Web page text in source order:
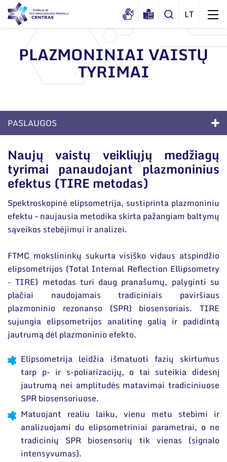
Apie mus
Dokumentai
Sertifikatai ir akreditavimo pažymėjimai
Korupcijos prevencija
Duomenų apsauga
Darbuotojams
Nuorodos
Narystė nacionalinėse ir tarptautinėse
organizacijose bei asociacijose
Administracija
Administraciniai skyriai
Moksliniai skyriai
Mokslo taryba
Tarptautinė patarėjų taryba
Mokslininkai emeritai
Renginiai
Tinklalaidės
Leidiniai
Bendri rekvizitai
Administracija
Darbuotojų kontaktai
PLAZMONINIAI VAISTŲ
TYRIMAI
PASLAUGOS
Sprendimai verslui
Akredituotos paslaugos
Technologijų perdavimas
ES parama
Susisiekite su mumis
Naujų vaistų veikliųjų medžiagų
tyrimai panaudojant plazmoninius
efektus (TIRE metodas)
Spektroskopinė elipsometrija, sustiprinta plazmoniniu
efektu – naujausia metodika skirta pažangiam baltymų
sąveikos stebėjimui ir analizei.
FTMC mokslininkų sukurta visiško vidaus atspindžio
elipsometrijos (Total Internal Reflection Ellipsometry
- TIRE) metodas turi daug pranašumų, palyginti su
plačiai naudojamais tradiciniais paviršiaus
plazmoninio rezonanso (SPR) biosensoriais. TIRE
sujungia elipsometrijos analitinę galią ir padidintą
jautrumą dėl plazmoninio efekto.
Elipsometrija leidžia išmatuoti fazių skirtumus
tarp p- ir s-poliarizacijų, o tai suteikia didesnį
jautrumą nei amplitudės matavimai tradiciniuose
SPR biosensoriuose.
Matuojant realiu laiku, vienu metu stebimi ir
analizuojami du elipsometriniai parametrai, o ne
tradicinių SPR biosensorių tik vienas (signalo
intensyvumas).